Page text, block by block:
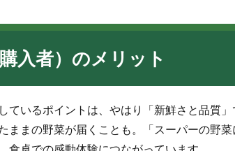
入者）のメリット
ているポイントは、やはり「新鮮さと品質
ままの野菜が届くことも。「スーパーの野
食卓での感動体験につながっています。